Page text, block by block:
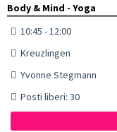
Body & Mind - Yoga
10:45 - 12:00
Kreuzlingen
Yvonne Stegmann
Posti liberi: 30